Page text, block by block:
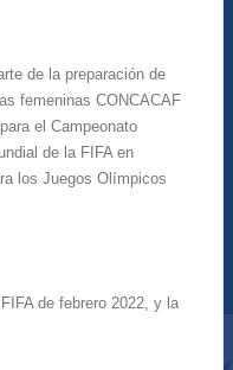
de la preparación de
femeninas CONCACAF
el Campeonato
de la FIFA en
los Juegos Olímpicos
de febrero 2022, y la